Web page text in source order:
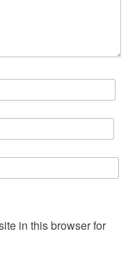
in this browser for